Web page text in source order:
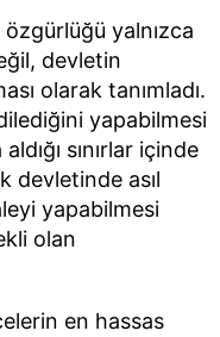
yalnızca
devletin
olarak tanımladı.
yapabilmesi
sınırlar içinde
devletinde asıl
yapabilmesi
olan
en hassas